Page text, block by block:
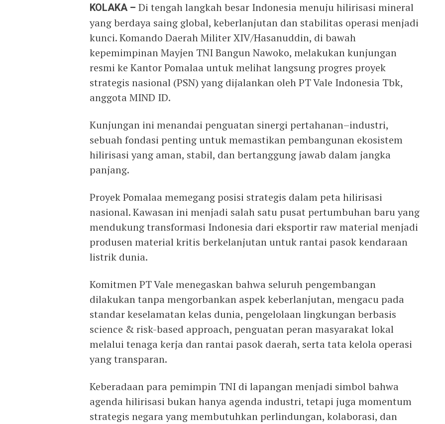
KOLAKA – Di tengah langkah besar Indonesia menuju hilirisasi mineral
yang berdaya saing global, keberlanjutan dan stabilitas operasi menjadi
kunci. Komando Daerah Militer XIV/Hasanuddin, di bawah
kepemimpinan Mayjen TNI Bangun Nawoko, melakukan kunjungan
resmi ke Kantor Pomalaa untuk melihat langsung progres proyek
strategis nasional (PSN) yang dijalankan oleh PT Vale Indonesia Tbk,
anggota MIND ID.
Kunjungan ini menandai penguatan sinergi pertahanan–industri,
sebuah fondasi penting untuk memastikan pembangunan ekosistem
hilirisasi yang aman, stabil, dan bertanggung jawab dalam jangka
panjang.
Proyek Pomalaa memegang posisi strategis dalam peta hilirisasi
nasional. Kawasan ini menjadi salah satu pusat pertumbuhan baru yang
mendukung transformasi Indonesia dari eksportir raw material menjadi
produsen material kritis berkelanjutan untuk rantai pasok kendaraan
listrik dunia.
Komitmen PT Vale menegaskan bahwa seluruh pengembangan
dilakukan tanpa mengorbankan aspek keberlanjutan, mengacu pada
standar keselamatan kelas dunia, pengelolaan lingkungan berbasis
science & risk-based approach, penguatan peran masyarakat lokal
melalui tenaga kerja dan rantai pasok daerah, serta tata kelola operasi
yang transparan.
Keberadaan para pemimpin TNI di lapangan menjadi simbol bahwa
agenda hilirisasi bukan hanya agenda industri, tetapi juga momentum
strategis negara yang membutuhkan perlindungan, kolaborasi, dan